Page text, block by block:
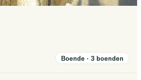
Boende · 3 boenden